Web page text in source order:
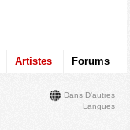
Artistes Forums
Dans D'autres
Langues